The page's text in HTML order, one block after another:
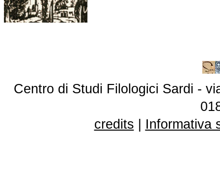
Centro di Studi Filologici Sardi -
credits
Informativa